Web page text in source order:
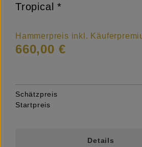
Tropical *
Hammerpreis inkl.
660,00 €
Schätzpreis
Startpreis
Details